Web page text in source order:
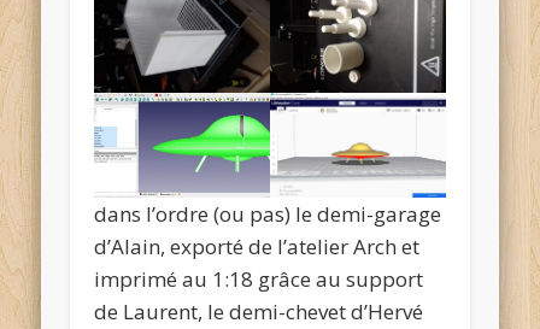
dans l’ordre (ou pas) le demi-garage
d’Alain, exporté de l’atelier Arch et
imprimé au 1:18 grâce au support
de Laurent, le demi-chevet d’Hervé